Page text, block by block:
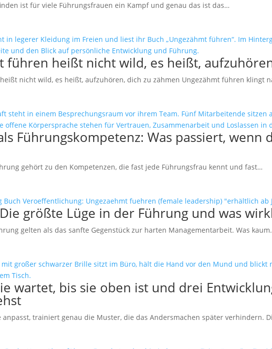
ist für viele Führungsfrauen ein Kampf und genau das ist das…
führen heißt nicht wild, es heißt,
nicht wild, es heißt, aufzuhören, dich zu zähmen Ungezähmt führen klingt
Führungskompetenz: Was passiert, wenn
gehört zu den Kompetenzen, die fast jede Führungsfrau kennt und fast…
größte Lüge in der Führung und was
gelten als das sanfte Gegenstück zur harten Managementarbeit. Was
wartet, bis sie oben ist und drei
anpasst, trainiert genau die Muster, die das Andersmachen später verhindern.